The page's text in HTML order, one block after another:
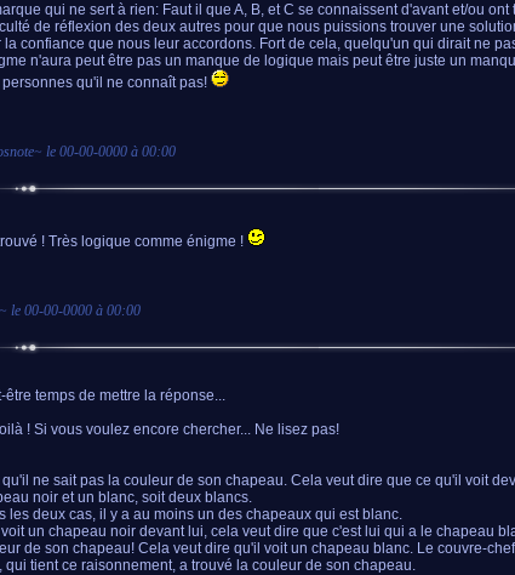
qui ne sert à rien: Faut il que A, B, et C se connaissent d'avant et/ou
de réflexion des deux autres pour que nous puissions trouver une
la confiance que nous leur accordons. Fort de cela, quelqu'un qui dirait ne
n'aura peut être pas un manque de logique mais peut être juste un
personnes qu'il ne connaît pas!
~ le 00-00-0000 à 00:00
! Très logique comme énigme !
~ le 00-00-0000 à 00:00
être temps de mettre la réponse...
! Si vous voulez encore chercher... Ne lisez pas!
qu'il ne sait pas la couleur de son chapeau. Cela veut dire que ce qu'il voit
noir et un blanc, soit deux blancs.
les deux cas, il y a au moins un des chapeaux qui est blanc.
un chapeau noir devant lui, cela veut dire que c'est lui qui a le chapeau
de son chapeau! Cela veut dire qu'il voit un chapeau blanc. Le couvre-
qui tient ce raisonnement, a trouvé la couleur de son chapeau.